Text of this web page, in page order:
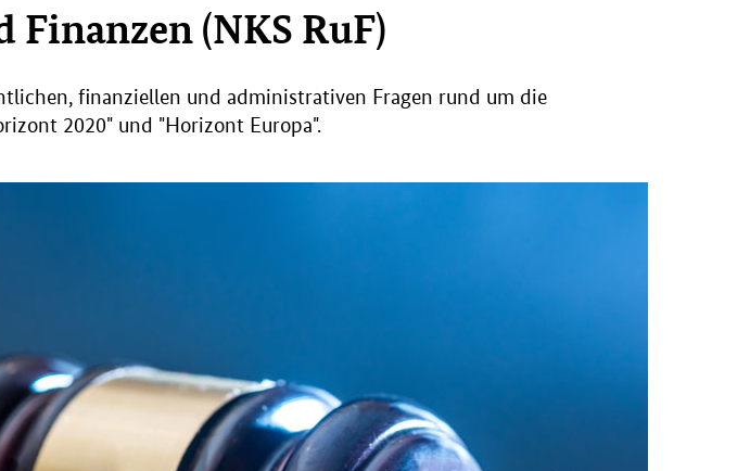
(NKS RuF)
finanziellen und administrativen Fragen rund um die
2020" und "Horizont Europa".